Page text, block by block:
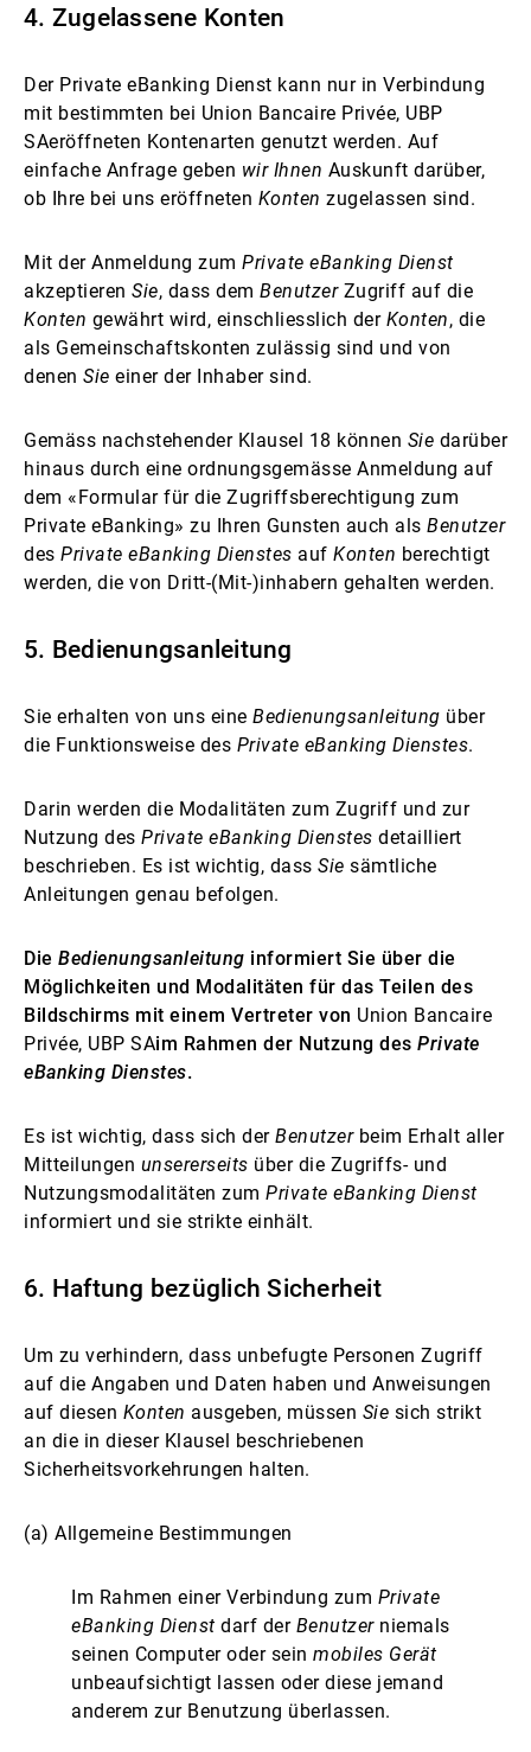
4. Zugelassene Konten
Der Private eBanking Dienst kann nur in Verbindung
mit bestimmten bei Union Bancaire Privée, UBP
SAeröffneten Kontenarten genutzt werden. Auf
einfache Anfrage geben wir Ihnen Auskunft darüber,
ob Ihre bei uns eröffneten Konten zugelassen sind.
Mit der Anmeldung zum Private eBanking Dienst
akzeptieren Sie, dass dem Benutzer Zugriff auf die
Konten gewährt wird, einschliesslich der Konten, die
als Gemeinschaftskonten zulässig sind und von
denen Sie einer der Inhaber sind.
Gemäss nachstehender Klausel 18 können Sie darüber
hinaus durch eine ordnungsgemässe Anmeldung auf
dem «Formular für die Zugriffsberechtigung zum
Private eBanking» zu Ihren Gunsten auch als Benutzer
des Private eBanking Dienstes auf Konten berechtigt
werden, die von Dritt-(Mit-)inhabern gehalten werden.
5. Bedienungsanleitung
Sie erhalten von uns eine Bedienungsanleitung über
die Funktionsweise des Private eBanking Dienstes.
Darin werden die Modalitäten zum Zugriff und zur
Nutzung des Private eBanking Dienstes detailliert
beschrieben. Es ist wichtig, dass Sie sämtliche
Anleitungen genau befolgen.
Die Bedienungsanleitung informiert Sie über die
Möglichkeiten und Modalitäten für das Teilen des
Bildschirms mit einem Vertreter von Union Bancaire
Privée, UBP SAim Rahmen der Nutzung des Private
eBanking Dienstes.
Es ist wichtig, dass sich der Benutzer beim Erhalt aller
Mitteilungen unsererseits über die Zugriffs- und
Nutzungsmodalitäten zum Private eBanking Dienst
informiert und sie strikte einhält.
6. Haftung bezüglich Sicherheit
Um zu verhindern, dass unbefugte Personen Zugriff
auf die Angaben und Daten haben und Anweisungen
auf diesen Konten ausgeben, müssen Sie sich strikt
an die in dieser Klausel beschriebenen
Sicherheitsvorkehrungen halten.
(a) Allgemeine Bestimmungen
Im Rahmen einer Verbindung zum Private
eBanking Dienst darf der Benutzer niemals
seinen Computer oder sein mobiles Gerät
unbeaufsichtigt lassen oder diese jemand
anderem zur Benutzung überlassen.